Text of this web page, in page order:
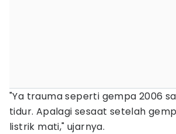
"Ya trauma seperti gempa 2006
tidur. Apalagi sesaat setelah
listrik mati," ujarnya.